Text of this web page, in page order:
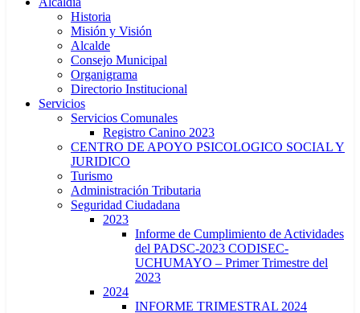
Historia
Misión y Visión
Alcalde
Consejo Municipal
Organigrama
Directorio Institucional
Servicios
Servicios Comunales
Registro Canino 2023
CENTRO DE APOYO PSICOLOGICO SOCIAL Y
JURIDICO
Turismo
Administración Tributaria
Seguridad Ciudadana
2023
Informe de Cumplimiento de Actividades
del PADSC-2023 CODISEC-
UCHUMAYO – Primer Trimestre del
2023
2024
INFORME TRIMESTRAL 2024